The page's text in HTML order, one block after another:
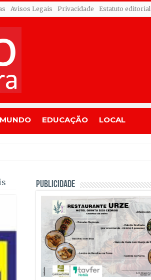
Avisos Legais Privacidade Estatuto editorial
MUNDO EDUCAÇÃO LOCAL
PUBLICIDADE